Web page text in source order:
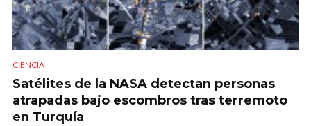
CIENCIA
Satélites de la NASA detectan personas
atrapadas bajo escombros tras terremoto
en Turquía